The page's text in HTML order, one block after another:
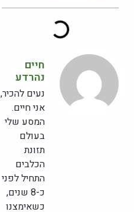
חיים
נהרדע
נעים להכיר,
אני חיים.
המסע שלי
בעולם
תזונת
הכלבים
התחיל לפני
כ-8 שנים,
כשאימצנו